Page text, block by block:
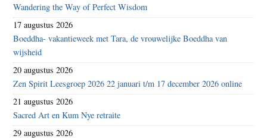
Wandering the Way of Perfect Wisdom
17 augustus 2026
Boeddha- vakantieweek met Tara, de vrouwelijke Boeddha van
wijsheid
20 augustus 2026
Zen Spirit Leesgroep 2026 22 januari t/m 17 december 2026 online
21 augustus 2026
Sacred Art en Kum Nye retraite
29 augustus 2026